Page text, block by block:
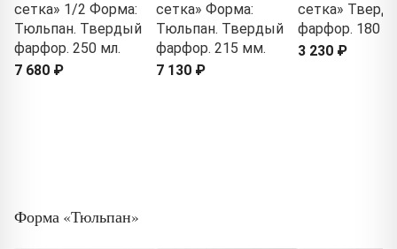
сетка» 1/2 Форма:
Тюльпан. Твердый
фарфор. 250 мл.
7 680 ₽
сетка» Форма:
Тюльпан. Твердый
фарфор. 215 мм.
7 130 ₽
сетка»
фарфор. 180
3 230 ₽
Форма «Тюльпан»